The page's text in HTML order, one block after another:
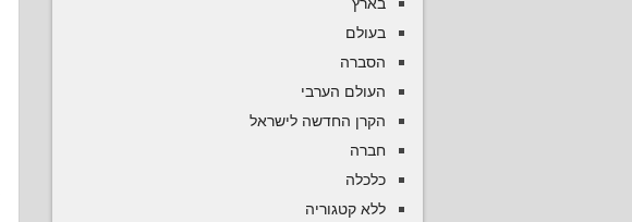
בעולם
הסברה
העולם הערבי
הקרן החדשה לישראל
חברה
כלכלה
ללא קטגוריה